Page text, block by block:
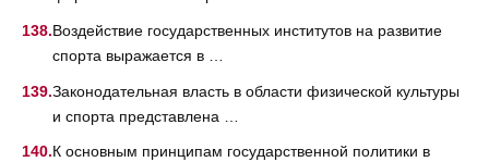
Воздействие государственных институтов на развитие
спорта выражается в …
Законодательная власть в области физической культуры
и спорта представлена …
К основным принципам государственной политики в